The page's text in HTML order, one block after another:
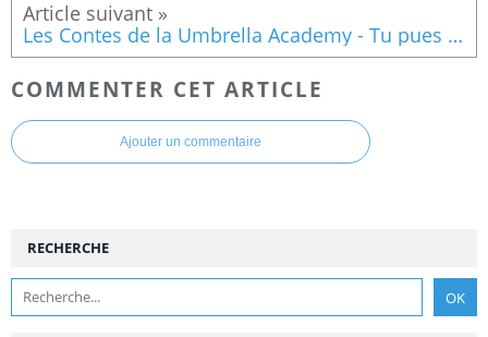
Les Contes de la Umbrella Academy - Tu pues la mort !
COMMENTER CET ARTICLE
Ajouter un commentaire
RECHERCHE